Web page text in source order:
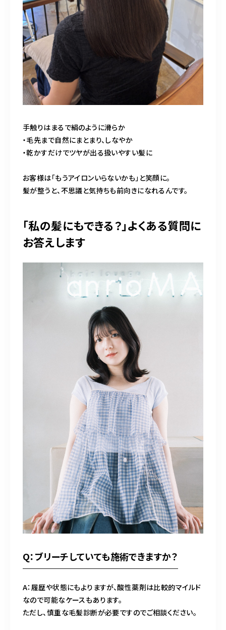
手触りはまるで絹のように滑らか
・毛先まで自然にまとまり、しなやか
・乾かすだけでツヤが出る扱いやすい髪に
お客様は「もうアイロンいらないかも」と笑顔に。
髪が整うと、不思議と気持ちも前向きになれるんです。
「私の髪にもできる？」よくある質問に
お答えします
Q：ブリーチしていても施術できますか？
A：履歴や状態にもよりますが、酸性薬剤は比較的マイルド
なので可能なケースもあります。
ただし、慎重な毛髪診断が必要ですのでご相談ください。